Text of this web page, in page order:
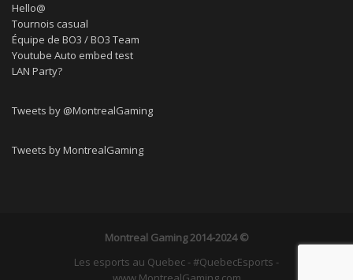
Hello@
Tournois casual
Équipe de BO3 / BO3 Team
Youtube Auto embed test
LAN Party?
Tweets by @MontrealGaming
Tweets by MontrealGaming
Montreal Gaming2014-2024 ©
Les esports au Quebec - #QuebecEsports -